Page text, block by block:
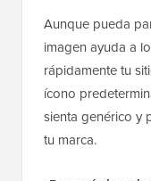
En WordPress,
Ajustes » General
Identidad del
WordPress usa